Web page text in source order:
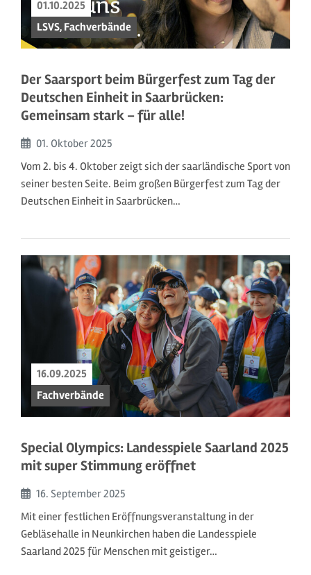
Der Saarsport beim Bürgerfest zum Tag der
Deutschen Einheit in Saarbrücken:
Gemeinsam stark – für alle!
Beginn:
01. Oktober2025
Vom 2. bis 4. Oktober zeigt sich der saarländische Sport von
seiner besten Seite. Beim großen Bürgerfest zum Tag der
Deutschen Einheit in Saarbrücken…
01.10.2025
LSVS, Fachverbände
Special Olympics: Landesspiele Saarland 2025
mit super Stimmung eröffnet
Beginn:
16. September2025
Mit einer festlichen Eröffnungsveranstaltung in der
Gebläsehalle in Neunkirchen haben die Landesspiele
Saarland 2025 für Menschen mit geistiger…
16.09.2025
Fachverbände